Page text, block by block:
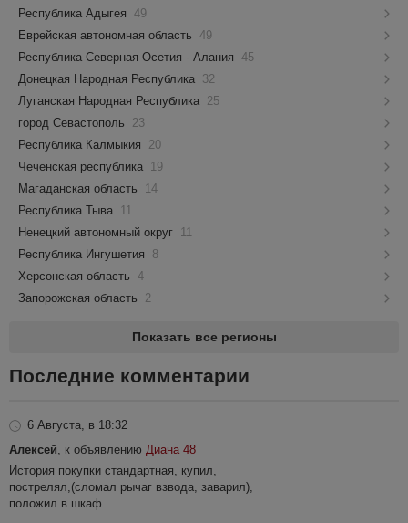
Республика Адыгея 49
Еврейская автономная область 49
Республика Северная Осетия - Алания 45
Донецкая Народная Республика 32
Луганская Народная Республика 25
город Севастополь
23
Республика Калмыкия
20
Чеченская республика 19
Магаданская область
14
Республика Тыва 11
Ненецкий автономный округ 11
Республика Ингушетия
8
Херсонская область 4
Запорожская область
2
Показать все регионы
Последние комментарии
6 Августа, в 18:32
Алексей , к объявлению Диана 48
История покупки стандартная, купил,
пострелял,(сломал рычаг взвода, заварил),
положил в шкаф.